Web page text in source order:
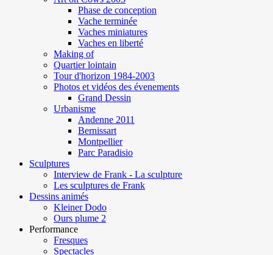
Phase de conception
Vache terminée
Vaches miniatures
Vaches en liberté
Making of
Quartier lointain
Tour d'horizon 1984-2003
Photos et vidéos des évenements
Grand Dessin
Urbanisme
Andenne 2011
Bernissart
Montpellier
Parc Paradisio
Sculptures
Interview de Frank - La sculpture
Les sculptures de Frank
Dessins animés
Kleiner Dodo
Ours plume 2
Performance
Fresques
Spectacles